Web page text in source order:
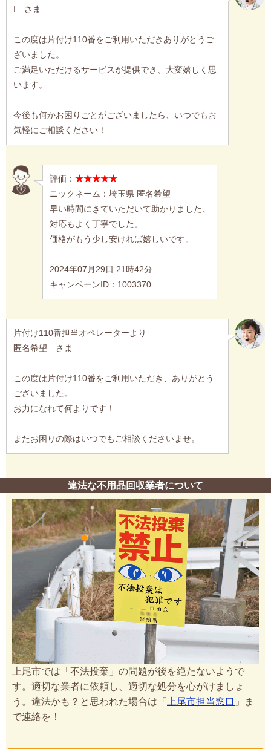
I さま
この度は片付け110番をご利用いただきありがとうご
ざいました。
ご満足いただけるサービスが提供でき、大変嬉しく思
います。
今後も何かお困りごとがございましたら、いつでもお
気軽にご相談ください！
評価： ★★★★★
ニックネーム：埼玉県 匿名希望
早い時間にきていただいて助かりました、
対応もよく丁寧でした。
価格がもう少し安ければ嬉しいです。
2024年07月29日 21時42分
キャンペーンID：1003370
片付け110番担当オペレーターより
匿名希望 さま
この度は片付け110番をご利用いただき、ありがとう
ございました。
お力になれて何よりです！
またお困りの際はいつでもご相談くださいませ。
違法な不用品回収業者について
上尾市では「不法投棄」の問題が後を絶たないようで
す。適切な業者に依頼し、適切な処分を心がけましょ
う。違法かも？と思われた場合は「
上尾市担当窓口 」ま
で連絡を！